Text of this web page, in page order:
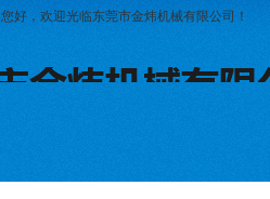
您好，欢迎光临东莞市金炜机械有限公司！